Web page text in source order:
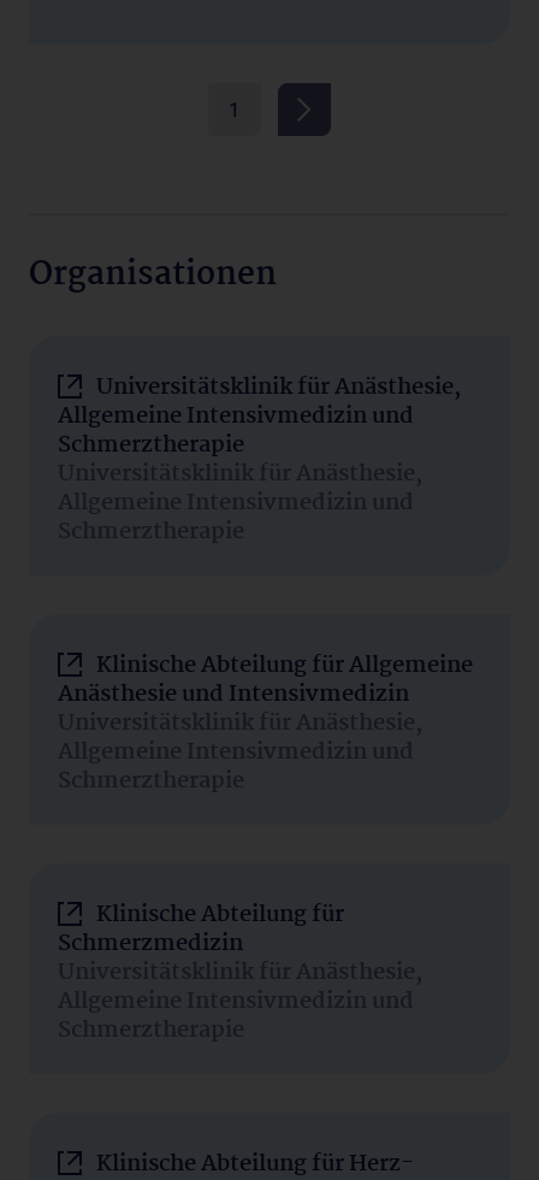
1
Organisationen
Universitätsklinik für Anästhesie,
Allgemeine Intensivmedizin und
Schmerztherapie
Universitätsklinik für Anästhesie,
Allgemeine Intensivmedizin und
Schmerztherapie
Klinische Abteilung für Allgemeine
Anästhesie und Intensivmedizin
Universitätsklinik für Anästhesie,
Allgemeine Intensivmedizin und
Schmerztherapie
Klinische Abteilung für
Schmerzmedizin
Universitätsklinik für Anästhesie,
Allgemeine Intensivmedizin und
Schmerztherapie
Klinische Abteilung für Herz-